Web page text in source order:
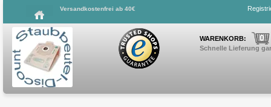
Versandkostenfrei ab 40€
WARENKORB: 0
Schnelle Lieferung